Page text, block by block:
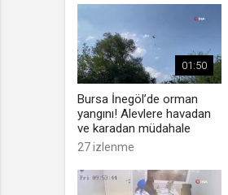
01:50
Bursa İnegöl’de orman
yangını! Alevlere havadan
ve karadan müdahale
27 izlenme